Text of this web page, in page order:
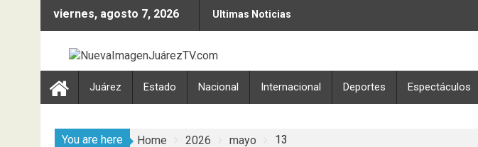
Skip
viernes, agosto 7, 2026 Ultimas Noticias
Juárez Estado Nacional Internacional Deportes Espectáculos
You are here Home 2026 mayo 13